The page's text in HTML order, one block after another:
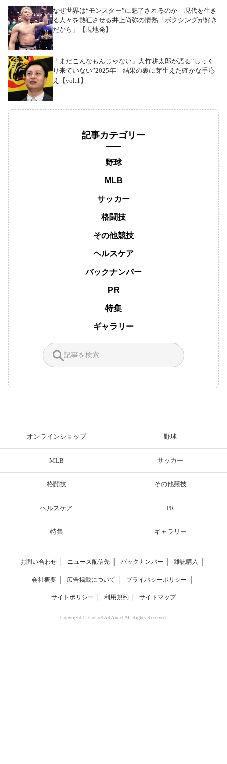
なぜ世界は“モンスター”に魅了されるのか 現代を生き
る人々を熱狂させる井上尚弥の情熱「ボクシングが好き
だから」【現地発】
「まだこんなもんじゃない」大竹耕太郎が語る“しっく
り来ていない”2025年 結果の裏に芽生えた確かな手応
え【vol.1】
記事カテゴリー
野球
MLB
サッカー
格闘技
その他競技
ヘルスケア
バックナンバー
PR
特集
ギャラリー
オンラインショップ 野球
MLB サッカー
格闘技 その他競技
ヘルスケア PR
特集 ギャラリー
お問い合わせ ニュース配信先 バックナンバー 雑誌購入
会社概要 広告掲載について プライバシーポリシー
サイトポリシー 利用規約 サイトマップ
Copyright © CoCoKARAnext All Rights Reserved.